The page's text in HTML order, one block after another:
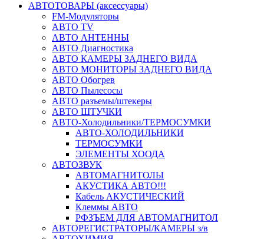
АВТОТОВАРЫ (аксессуары)
FM-Модуляторы
АВТО TV
АВТО АНТЕННЫ
АВТО Диагностика
АВТО КАМЕРЫ ЗАДНЕГО ВИДА
АВТО МОНИТОРЫ ЗАДНЕГО ВИДА
АВТО Обогрев
АВТО Пылесосы
АВТО разъемы/штекеры
АВТО ШТУЧКИ
АВТО-Холодильники/ТЕРМОСУМКИ
АВТО-ХОЛОДИЛЬНИКИ
ТЕРМОСУМКИ
ЭЛЕМЕНТЫ ХООДА
АВТОЗВУК
АВТОМАГНИТОЛЫ
АКУСТИКА АВТО!!!
Кабель АКУСТИЧЕСКИЙ
Клеммы АВТО
РФЗЪЕМ ДЛЯ АВТОМАГНИТОЛ
АВТОРЕГИСТРАТОРЫ/КАМЕРЫ з/в